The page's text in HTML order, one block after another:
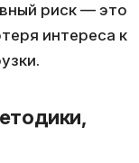
риск — это
интереса к